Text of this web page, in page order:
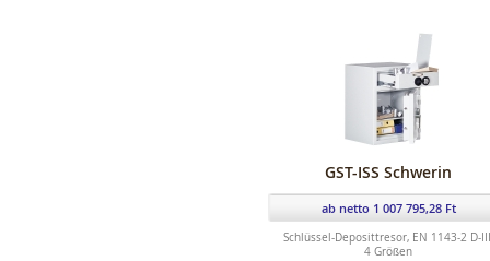
GST-ISS Schwerin
ab netto 1 007 795,28 Ft
Schlüssel-Deposittresor, EN 1143-2 D-
4 Größen